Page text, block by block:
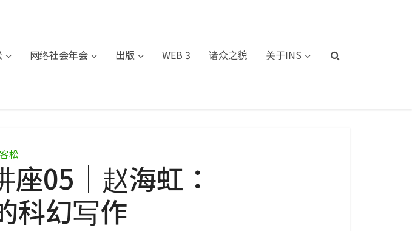
网络社会年会 出版 WEB 3 诸众之貌 关于INS
松
05｜赵海虹：
科幻写作